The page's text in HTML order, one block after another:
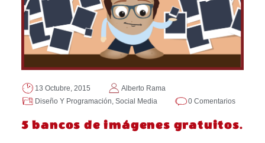
13 Octubre, 2015
Alberto Rama
Diseño Y Programación, Social Media 0 Comentarios
5 bancos de imágenes gratuitos.